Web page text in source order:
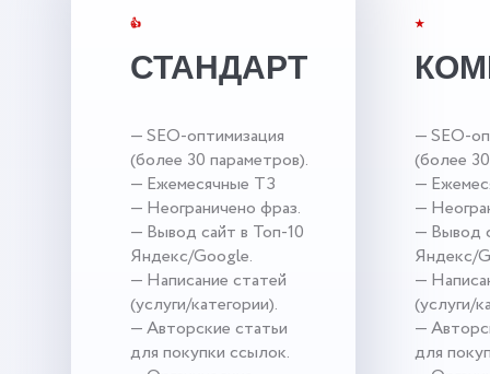
👍
СТАНДАРТ
— SEO-оптимизация
(более 30 параметров).
— Ежемесячные ТЗ
— Неограничено фраз.
— Вывод сайт в Топ-10
Яндекс/Google.
— Написание статей
(услуги/категории).
— Авторские статьи
для покупки ссылок.
★
— SEO-
(более
—
—
— Вывод
Яндекс/
—
(услуги/
—
для